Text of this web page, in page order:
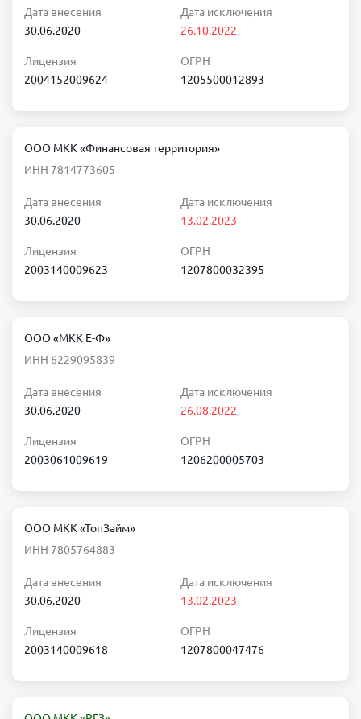
Дата внесения
30.06.2020
Дата исключения
26.10.2022
Лицензия
2004152009624
ОГРН
1205500012893
ООО МКК «Финансовая территория»
ИНН 7814773605
Дата внесения
30.06.2020
Дата исключения
13.02.2023
Лицензия
2003140009623
ОГРН
1207800032395
ООО «МКК Е-Ф»
ИНН 6229095839
Дата внесения
30.06.2020
Дата исключения
26.08.2022
Лицензия
2003061009619
ОГРН
1206200005703
ООО МКК «ТопЗайм»
ИНН 7805764883
Дата внесения
30.06.2020
Дата исключения
13.02.2023
Лицензия
2003140009618
ОГРН
1207800047476